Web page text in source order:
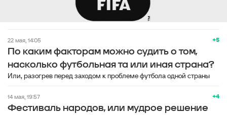
+5
22 мая, 14:05
По каким факторам можно судить о том,
насколько футбольная та или иная страна?
Или, разогрев перед заходом к проблеме футбола одной страны
+4
14 мая, 19:57
Фестиваль народов, или мудрое решение